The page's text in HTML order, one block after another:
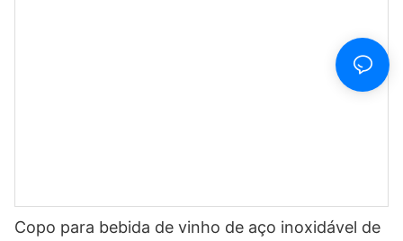
Copo para bebida de vinho de aço inoxidável de